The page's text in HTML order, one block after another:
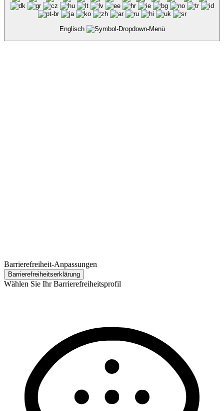
Englisch
Barrierefreiheit-Anpassungen
Barrierefreiheits­erklärung
Wählen Sie Ihr Barrierefreiheitsprofil